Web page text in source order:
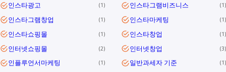
인스타광고 1 인스타그램비즈니스 1
인스타그램창업 1 인스타마케팅 1
인스타쇼핑몰 1 인스타창업 1
인터넷쇼핑몰 2 인터넷창업 3
인플루언서마케팅 1 일반과세자 기준 1